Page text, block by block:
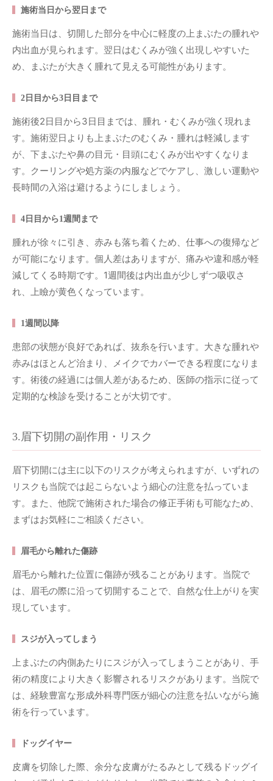
施術当日から翌日まで
施術当日は、切開した部分を中心に軽度の上まぶたの腫れや
内出血が見られます。翌日はむくみが強く出現しやすいた
め、まぶたが大きく腫れて見える可能性があります。
2日目から3日目まで
施術後2日目から3日目までは、腫れ・むくみが強く現れま
す。施術翌日よりも上まぶたのむくみ・腫れは軽減します
が、下まぶたや鼻の目元・目頭にむくみが出やすくなりま
す。クーリングや処方薬の内服などでケアし、激しい運動や
長時間の入浴は避けるようにしましょう。
4日目から1週間まで
腫れが徐々に引き、赤みも落ち着くため、仕事への復帰など
が可能になります。個人差はありますが、痛みや違和感が軽
減してくる時期です。1週間後は内出血が少しずつ吸収さ
れ、上瞼が黄色くなっています。
1週間以降
患部の状態が良好であれば、抜糸を行います。大きな腫れや
赤みはほとんど治まり、メイクでカバーできる程度になりま
す。術後の経過には個人差があるため、医師の指示に従って
定期的な検診を受けることが大切です。
3.眉下切開の副作用・リスク
眉下切開には主に以下のリスクが考えられますが、いずれの
リスクも当院では起こらないよう細心の注意を払っていま
す。また、他院で施術された場合の修正手術も可能なため、
まずはお気軽にご相談ください。
眉毛から離れた傷跡
眉毛から離れた位置に傷跡が残ることがあります。当院で
は、眉毛の際に沿って切開することで、自然な仕上がりを実
現しています。
スジが入ってしまう
上まぶたの内側あたりにスジが入ってしまうことがあり、手
術の精度により大きく影響されるリスクがあります。当院で
は、経験豊富な形成外科専門医が細心の注意を払いながら施
術を行っています。
ドッグイヤー
皮膚を切除した際、余分な皮膚がたるみとして残るドッグイ